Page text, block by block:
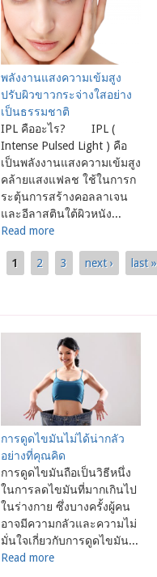
พลังงานแสงความเข้มสูง
ปรับผิวขาวกระจ่างใสอย่าง
เป็นธรรมชาติ
IPL คืออะไร? IPL (
Intense Pulsed Light ) คือ
เป็นพลังงานแสงความเข้มสูง
คล้ายแสงแฟลช ใช้ในการก
ระตุ้นการสร้างคอลลาเจน
และอีลาสตินใต้ผิวหนัง...
Read more
1 2 3 next › last »
การดูดไขมันไม่ได้น่ากลัว
อย่างที่คุณคิด
การดูดไขมันถือเป็นวิธีหนึ่ง
ในการลดไขมันที่มากเกินไป
ในร่างกาย ซึ่งบางครั้งผู้คน
อาจมีความกลัวและความไม่
มั่นใจเกี่ยวกับการดูดไขมัน...
Read more